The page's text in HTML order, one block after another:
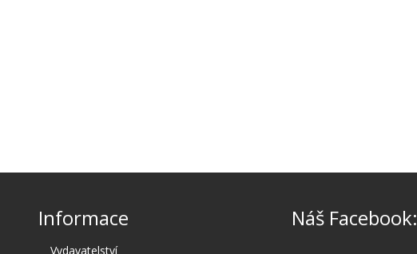
Informace
Vydavatelství
Náš Facebook: